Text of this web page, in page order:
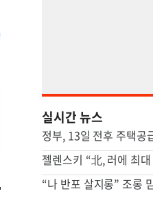
실시간 뉴스